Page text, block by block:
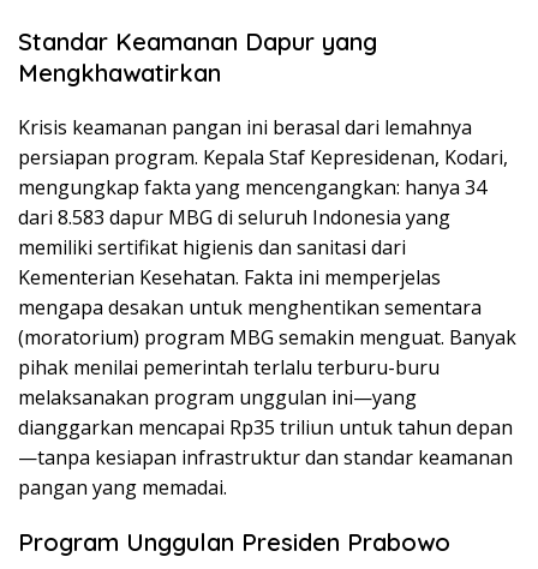
Standar Keamanan Dapur yang
Mengkhawatirkan
Krisis keamanan pangan ini berasal dari lemahnya
persiapan program. Kepala Staf Kepresidenan, Kodari,
mengungkap fakta yang mencengangkan: hanya 34
dari 8.583 dapur MBG di seluruh Indonesia yang
memiliki sertifikat higienis dan sanitasi dari
Kementerian Kesehatan. Fakta ini memperjelas
mengapa desakan untuk menghentikan sementara
(moratorium) program MBG semakin menguat. Banyak
pihak menilai pemerintah terlalu terburu-buru
melaksanakan program unggulan ini—yang
dianggarkan mencapai Rp35 triliun untuk tahun depan
—tanpa kesiapan infrastruktur dan standar keamanan
pangan yang memadai.
Program Unggulan Presiden Prabowo